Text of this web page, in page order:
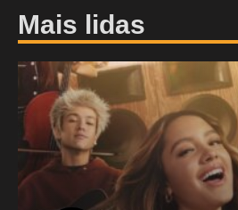
Mais lidas